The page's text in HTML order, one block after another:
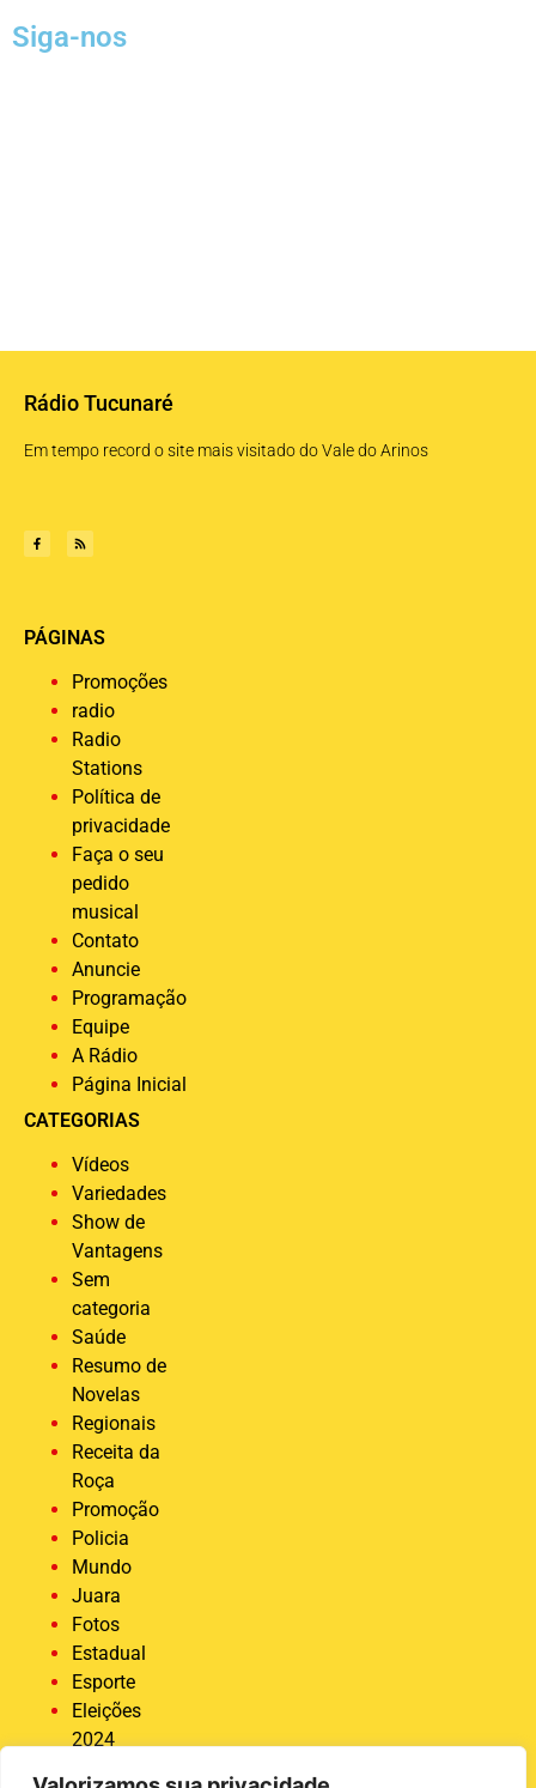
Siga-nos
Rádio Tucunaré
Em tempo record o site mais visitado do Vale do Arinos
PÁGINAS
Promoções
radio
Radio
Stations
Política de
privacidade
Faça o seu
pedido
musical
Contato
Anuncie
Programação
Equipe
A Rádio
Página Inicial
CATEGORIAS
Vídeos
Variedades
Show de
Vantagens
Sem
categoria
Saúde
Resumo de
Novelas
Regionais
Receita da
Roça
Promoção
Policia
Mundo
Juara
Fotos
Estadual
Esporte
Eleições
2024